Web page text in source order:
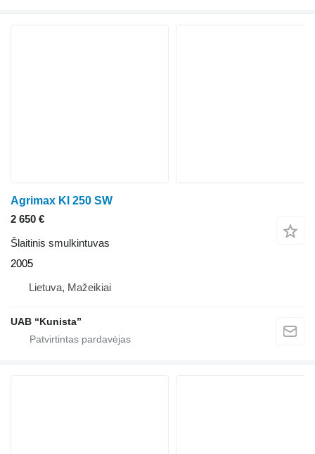
Agrimax Kl 250 SW
2 650 €
Šlaitinis smulkintuvas
2005
Lietuva, Mažeikiai
UAB “Kunista”